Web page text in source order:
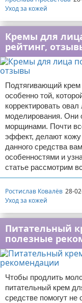
Уход за кожей
Кремы для
рейтинг,
Подтягивающий
особенно той,
корректировать
моделирования. Они
морщинами. Почти
эффект, делают
данного средства
особенностями и
статье рассмотрим
Ростислав Ковалёв 28-
Уход за кожей
Питательный
полезные
Чтобы продлить
питательный крем
средстве помогут